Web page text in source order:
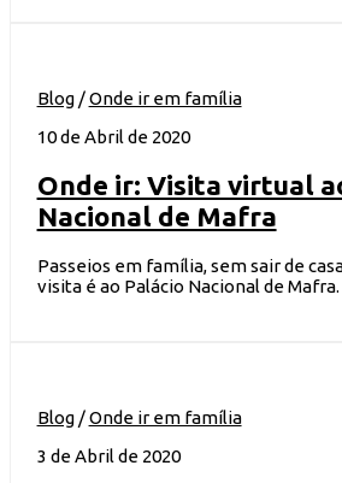
Blog/Onde ir em família
10 de Abril de 2020
Onde ir: Visita virtual
Nacional de Mafra
Passeios em família, sem sair de
visita é ao Palácio Nacional de Mafra.
Blog/Onde ir em família
3 de Abril de 2020